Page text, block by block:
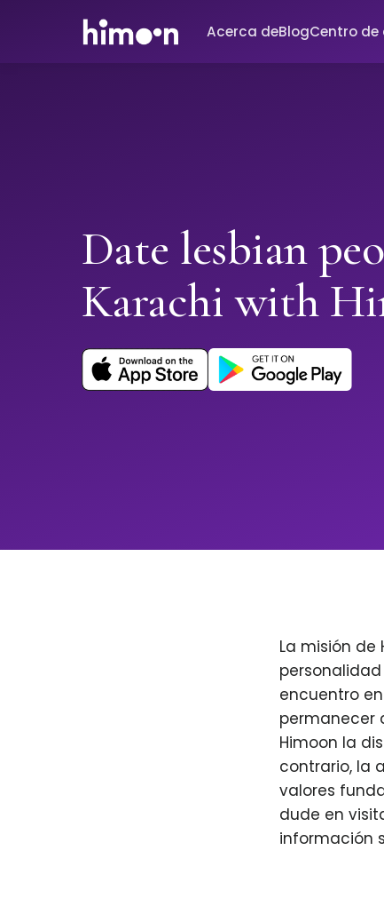
Acerca deBlogCentro
Date lesbian
Karachi with
La misión
encuentro
permanecer
Himoon la
contrario, la
valores
dude en
información